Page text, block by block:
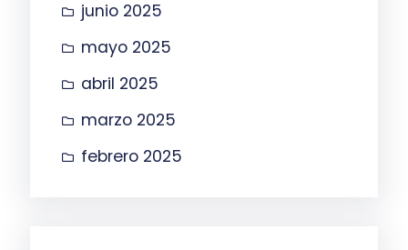
junio 2025
mayo 2025
abril 2025
marzo 2025
febrero 2025